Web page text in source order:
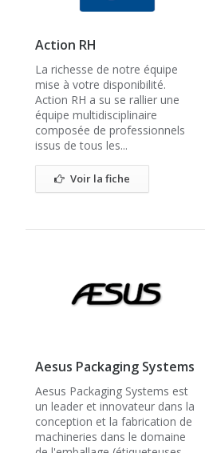
Action RH
La richesse de notre équipe
mise à votre disponibilité.
Action RH a su se rallier une
équipe multidisciplinaire
composée de professionnels
issus de tous les...
Voir la fiche
Aesus Packaging Systems
Aesus Packaging Systems est
un leader et innovateur dans la
conception et la fabrication de
machineries dans le domaine